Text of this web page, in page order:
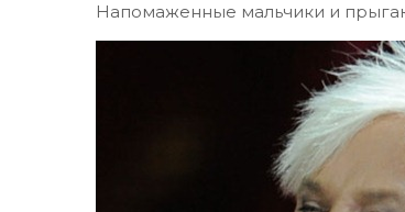
Напомаженные мальчики и